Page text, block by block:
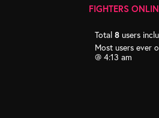
FIGHTERS
Total 8users
Most users ever
@ 4:13 am